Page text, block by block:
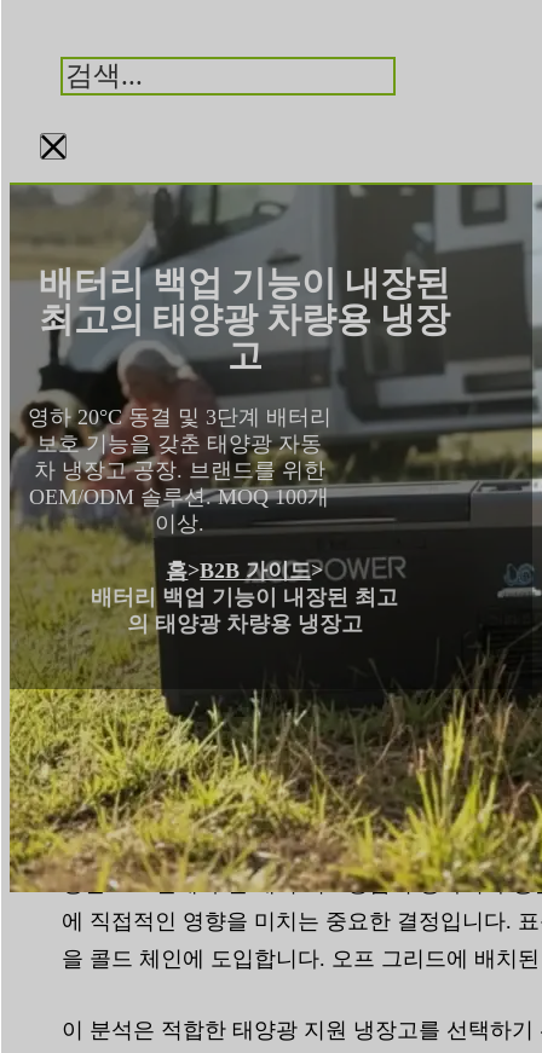
검
색
×
배터리 백업 기능이 내장된
최고의 태양광 차량용 냉장
고
영하 20°C 동결 및 3단계 배터리
보호 기능을 갖춘 태양광 자동
차 냉장고 공장. 브랜드를 위한
OEM/ODM 솔루션. MOQ 100개
이상.
홈>B2B 가이드>
배터리 백업 기능이 내장된 최고
의 태양광 차량용 냉장고
읽기 시간: 9분|단어 수: 2474
정전으로 인해 수천 개의 의료용품이 상하거나
에 직접적인 영향을 미치는 중요한 결정입니다.
을 콜드 체인에 도입합니다. 오프 그리드에 배치
이 분석은 적합한 태양광 지원 냉장고를 선택하